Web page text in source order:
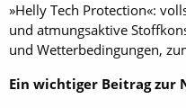
»Helly Tech Protection«:
und atmungsaktive
und Wetterbedingungen,
Ein wichtiger Beitrag zur